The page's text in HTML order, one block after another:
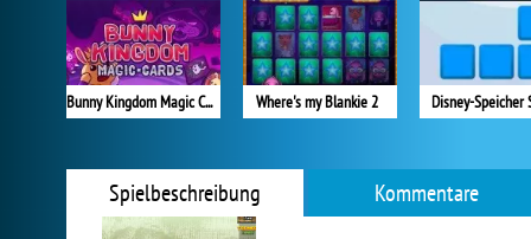
Bunny Kingdom Magic Cards Where's my Blankie 2 Disney-Speicher
Spielbeschreibung Kommentare